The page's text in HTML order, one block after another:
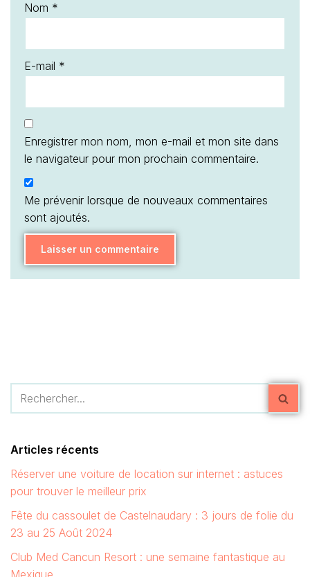
Nom *
E-mail *
Enregistrer mon nom, mon e-mail et mon site dans
le navigateur pour mon prochain commentaire.
Me prévenir lorsque de nouveaux commentaires
sont ajoutés.
Articles récents
Réserver une voiture de location sur internet : astuces
pour trouver le meilleur prix
Fête du cassoulet de Castelnaudary : 3 jours de folie du
23 au 25 Août 2024
Club Med Cancun Resort : une semaine fantastique au
Mexique